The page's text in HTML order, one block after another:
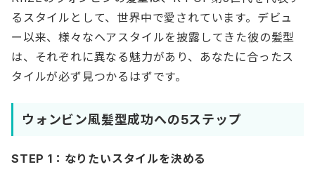
るスタイルとして、世界中で愛されています。デビュ
ー以来、様々なヘアスタイルを披露してきた彼の髪型
は、それぞれに異なる魅力があり、あなたに合ったス
タイルが必ず見つかるはずです。
ウォンビン風髪型成功への5ステップ
STEP 1：なりたいスタイルを決める